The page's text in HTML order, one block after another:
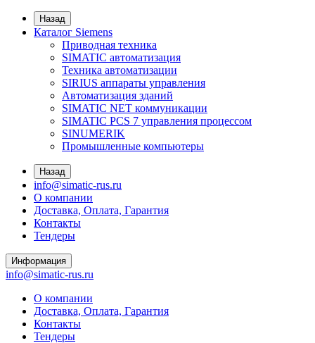
Назад
Каталог Siemens
Приводная техника
SIMATIC автоматизация
Техника автоматизации
SIRIUS аппараты управления
Автоматизация зданий
SIMATIC NET коммуникации
SIMATIC PCS 7 управления процессом
SINUMERIK
Промышленные компьютеры
Назад
info@simatic-rus.ru
О компании
Доставка, Оплата, Гарантия
Контакты
Тендеры
Информация
info@simatic-rus.ru
О компании
Доставка, Оплата, Гарантия
Контакты
Тендеры